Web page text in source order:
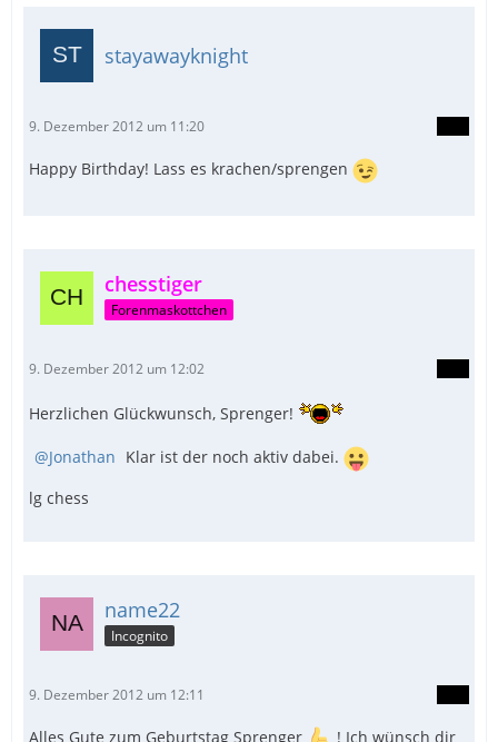
stayawayknight
9. Dezember 2012 um 11:20
Happy Birthday! Lass es krachen/sprengen
chesstiger
Forenmaskottchen
9. Dezember 2012 um 12:02
Herzlichen Glückwunsch, Sprenger!
Jonathan Klar ist der noch aktiv dabei.
lg chess
name22
Incognito
9. Dezember 2012 um 12:11
Alles Gute zum Geburtstag Sprenger ! Ich wünsch dir